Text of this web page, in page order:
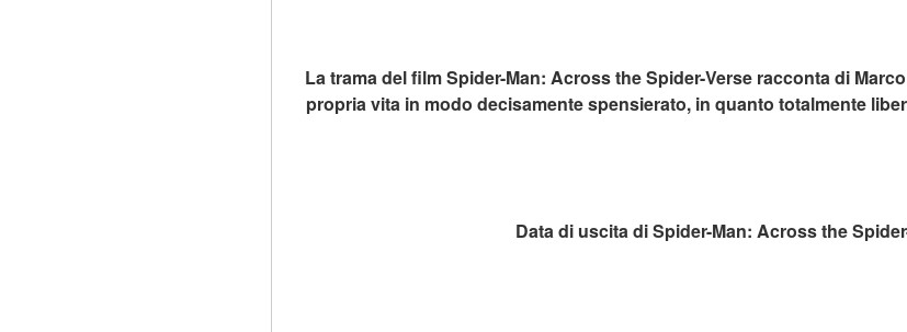
La trama del film Spider-Man: Across the Spider-Verse racconta di
propria vita in modo decisamente spensierato, in quanto totalmente
Data di uscita di Spider-Man: Across the